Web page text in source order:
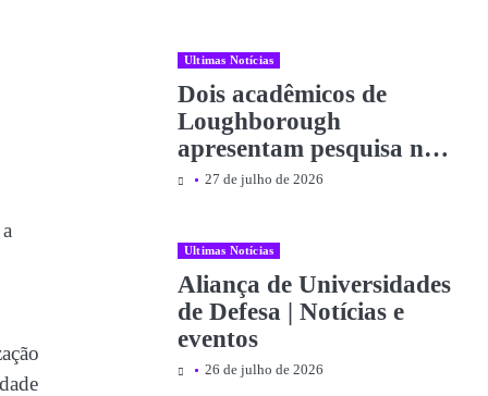
Ultimas Notícias
Dois acadêmicos de
Loughborough
apresentam pesquisa no
Parlamento como parte
27 de julho de 2026
Ultimas Notícias
Aliança de Universidades
de Defesa | Notícias e
eventos
26 de julho de 2026